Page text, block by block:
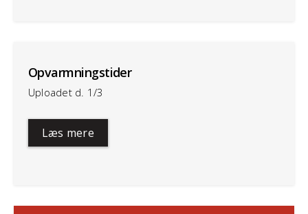
Opvarmningstider
Uploadet d. 1/3
Læs mere